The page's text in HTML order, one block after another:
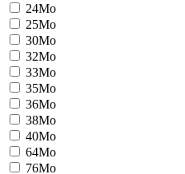
24Mo
25Mo
30Mo
32Mo
33Mo
35Mo
36Mo
38Mo
40Mo
64Mo
76Mo